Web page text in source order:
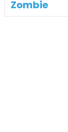
Zombie